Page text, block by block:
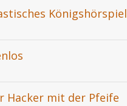
Königshörspiel
Hacker mit der Pfeife